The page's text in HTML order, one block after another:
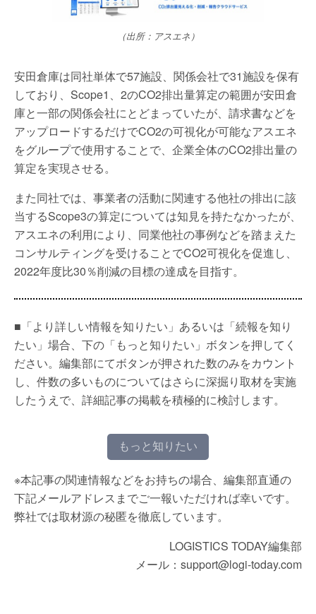
（出所：アスエネ）
安田倉庫は同社単体で57施設、関係会社で31施設を保有
しており、Scope1、2のCO2排出量算定の範囲が安田倉
庫と一部の関係会社にとどまっていたが、請求書などを
アップロードするだけでCO2の可視化が可能なアスエネ
をグループで使用することで、企業全体のCO2排出量の
算定を実現させる。
また同社では、事業者の活動に関連する他社の排出に該
当するScope3の算定については知見を持たなかったが、
アスエネの利用により、同業他社の事例などを踏まえた
コンサルティングを受けることでCO2可視化を促進し、
2022年度比30％削減の目標の達成を目指す。
■「より詳しい情報を知りたい」あるいは「続報を知り
たい」場合、下の「もっと知りたい」ボタンを押してく
ださい。編集部にてボタンが押された数のみをカウント
し、件数の多いものについてはさらに深掘り取材を実施
したうえで、詳細記事の掲載を積極的に検討します。
もっと知りたい
※本記事の関連情報などをお持ちの場合、編集部直通の
下記メールアドレスまでご一報いただければ幸いです。
弊社では取材源の秘匿を徹底しています。
LOGISTICS TODAY編集部
メール：support@logi-today.com